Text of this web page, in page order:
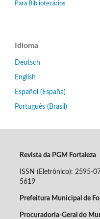
Para Bibliotecários
Idioma
Deutsch
English
Español (España)
Português (Brasil)
Revista da PGM Fortaleza
ISSN (Eletrônico): 2595-
5619
Prefeitura Municipal de
Procuradoria-Geral do